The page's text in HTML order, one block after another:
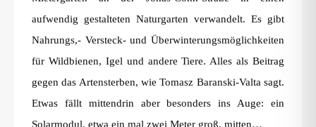
aufwendig gestalteten Naturgarten verwandelt. Es gibt
Nahrungs,- Versteck- und Überwinterungsmöglichkeiten
für Wildbienen, Igel und andere Tiere. Alles als Beitrag
gegen das Artensterben, wie Tomasz Baranski-Valta sagt.
Etwas fällt mittendrin aber besonders ins Auge: ein
Solarmodul, etwa ein mal zwei Meter groß, mitten…